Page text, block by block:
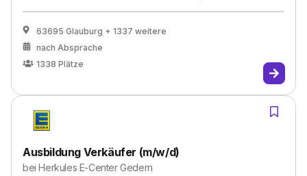
63695 Glauburg + 1337 weitere
nach Absprache
1338 Plätze
Ausbildung Verkäufer (m/w/d)
beiHerkules E-Center Gedern